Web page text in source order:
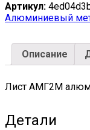
Артикул:
Алюминиевый
Описание
Лист АМГ2М
Детали